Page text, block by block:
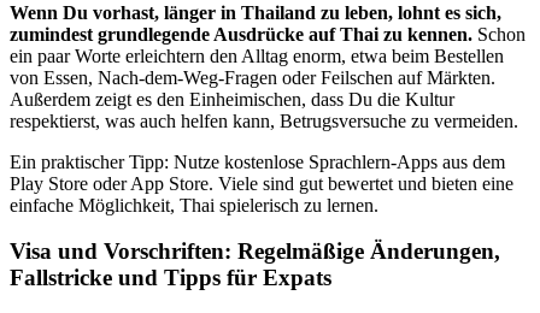
Wenn Du vorhast, länger in Thailand zu leben, lohnt es sich,
zumindest grundlegende Ausdrücke auf Thai zu kennen. Schon
ein paar Worte erleichtern den Alltag enorm, etwa beim Bestellen
von Essen, Nach-dem-Weg-Fragen oder Feilschen auf Märkten.
Außerdem zeigt es den Einheimischen, dass Du die Kultur
respektierst, was auch helfen kann, Betrugsversuche zu vermeiden.
Ein praktischer Tipp: Nutze kostenlose Sprachlern-Apps aus dem
Play Store oder App Store. Viele sind gut bewertet und bieten eine
einfache Möglichkeit, Thai spielerisch zu lernen.
Visa und Vorschriften: Regelmäßige Änderungen,
Fallstricke und Tipps für Expats